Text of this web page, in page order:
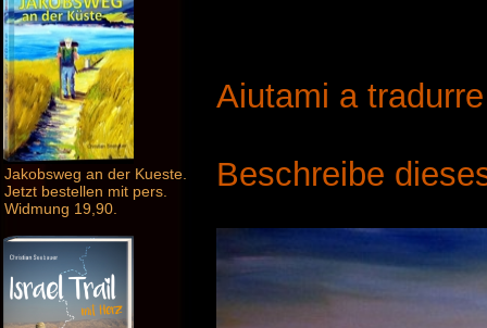
Jakobsweg an der Kueste.
Jetzt bestellen mit pers.
Widmung 19,90.
Aiutami a
Beschreibe